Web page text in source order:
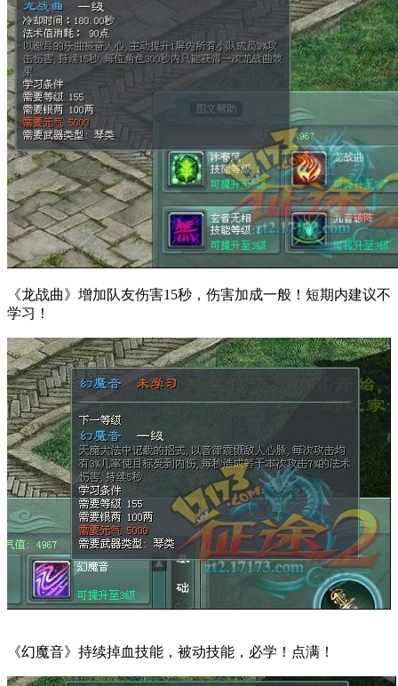
《龙战曲》增加队友伤害15秒，伤害加成一般！短期内建议不
学习！
《幻魔音》持续掉血技能，被动技能，必学！点满！